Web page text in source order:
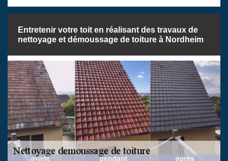
Entretenir votre toit en réalisant des travaux de
nettoyage et démoussage de toiture à Nordheim